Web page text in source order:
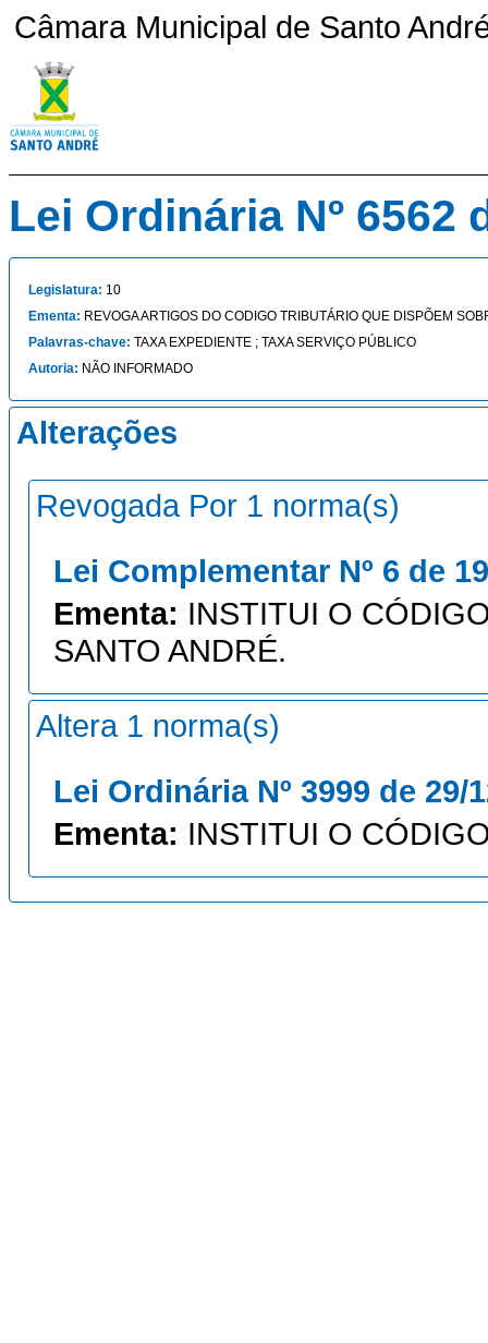
Câmara Municipal de Santo
Lei Ordinária Nº 6562
Legislatura: 10
Ementa: REVOGA ARTIGOS DO CODIGO TRIBUTÁRIO QUE DISPÕEM
Palavras-chave: TAXA EXPEDIENTE ; TAXA SERVIÇO PÚBLICO
Autoria: NÃO INFORMADO
Alterações
Revogada Por 1 norma(s)
Lei Complementar Nº 6 de
Ementa: INSTITUI O
SANTO ANDRÉ.
Altera 1 norma(s)
Lei Ordinária Nº 3999 de 29/
Ementa: INSTITUI O